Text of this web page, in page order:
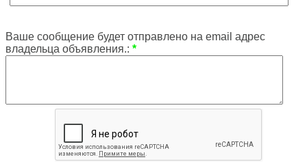
Ваше сообщение будет отправлено на email адрес
владельца объявления.: *